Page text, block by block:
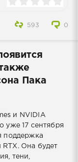
0
593
Пака
и NVIDIA
уже 17 сентября
поддержка
RTX. Она будет
тени,